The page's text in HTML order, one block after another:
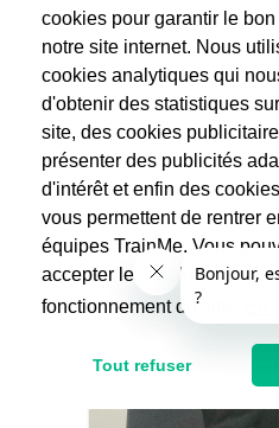
cookies pour garantir le
notre site internet. Nous
cookies analytiques qui
d'obtenir des statistiques
site, des cookies
présenter des publicités
d'intérêt et enfin des
vous permettent de rentrer
équipes TrainMe. Vous
accepter les cookies non
fonctionnement du site.
Tout refuser